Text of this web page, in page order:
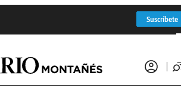
Suscríbete